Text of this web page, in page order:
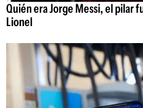
Quién era Jorge Messi, el pilar
Lionel